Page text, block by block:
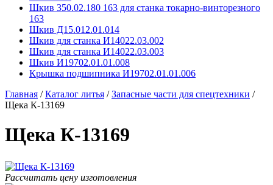
Шкив 350.02.180 163 для станка токарно-винторезного
163
Шкив Д15.012.01.014
Шкив для станка И14022.03.002
Шкив для станка И14022.03.003
Шкив И19702.01.01.008
Крышка подшипника И19702.01.01.006
Главная /Каталог литья /Запасные части для спецтехники /
Щека К-13169
Щека К-13169
Рассчитать цену изготовления